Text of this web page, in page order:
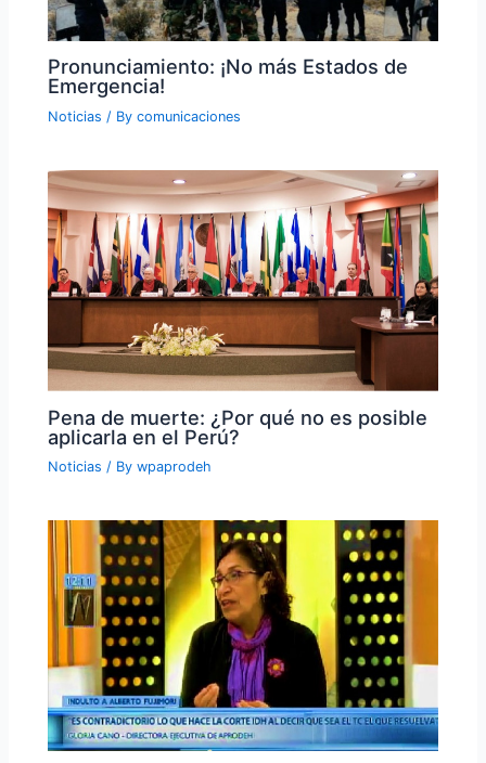
Pronunciamiento: ¡No más Estados de
Emergencia!
Noticias / Bycomunicaciones
Pena de muerte: ¿Por qué no es posible
aplicarla en el Perú?
Noticias / Bywpaprodeh